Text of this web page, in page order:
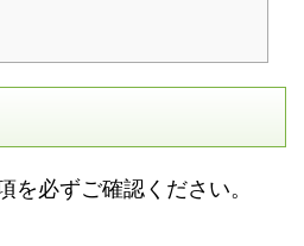
を必ずご確認ください。